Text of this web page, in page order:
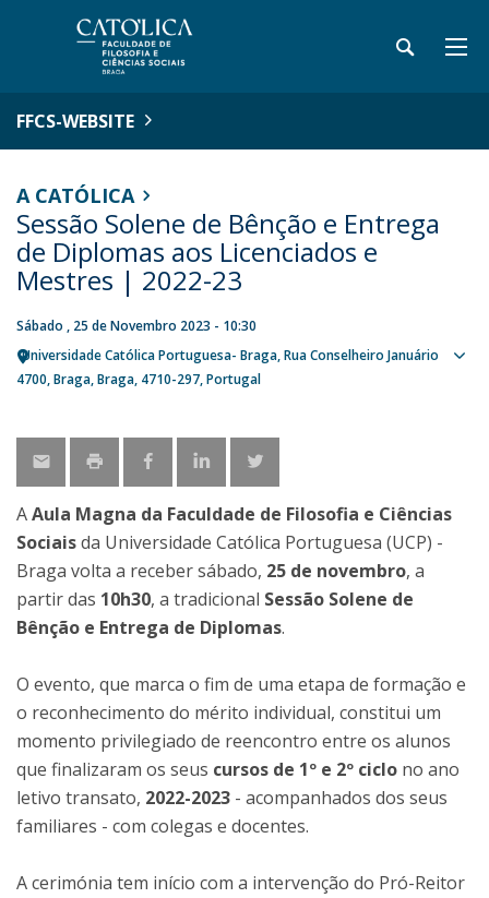
FFCS-WEBSITE
A CATÓLICA
Sessão Solene de Bênção e Entrega
de Diplomas aos Licenciados e
Mestres | 2022-23
Sábado , 25 de Novembro 2023 - 10:30
Universidade Católica Portuguesa- Braga Rua Conselheiro Januário
4700 Braga Braga 4710-297 Portugal
AAula Magna da Faculdade de Filosofia e Ciências
Sociaisda Universidade Católica Portuguesa (UCP) -
Braga volta a receber sábado, 25 de novembro, a
partir das 10h30, a tradicional Sessão Solene de
Bênção e Entrega de Diplomas.
O evento, que marca o fim de uma etapa de formação e
o reconhecimento do mérito individual, constitui um
momento privilegiado de reencontro entre os alunos
que finalizaram os seus cursos de 1º e 2º ciclo no ano
letivo transato, 2022-2023 - acompanhados dos seus
familiares - com colegas e docentes.
A cerimónia tem início com a intervenção do Pró-Reitor